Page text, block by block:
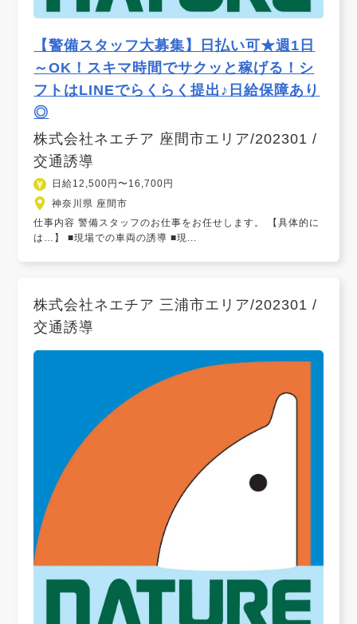
【警備スタッフ大募集】日払い可★週1日
～OK！スキマ時間でサクッと稼げる！シ
フトはLINEでらくらく提出♪日給保障あり
◎
株式会社ネエチア 座間市エリア/202301 /
交通誘導
日給12,500円〜16,700円
神奈川県 座間市
仕事内容 警備スタッフのお仕事をお任せします。 【具体的に
は…】 ■現場での車両の誘導 ■現...
株式会社ネエチア 三浦市エリア/202301 /
交通誘導